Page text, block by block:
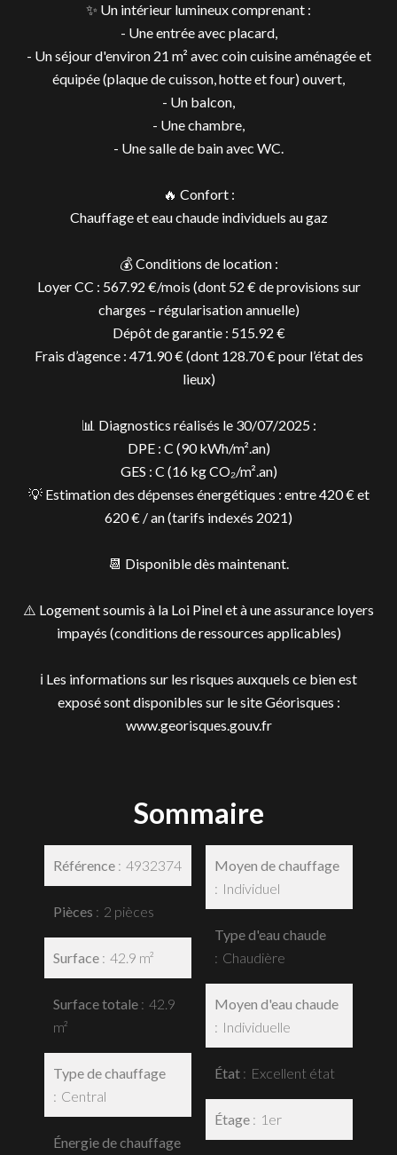
✨ Un intérieur lumineux comprenant :
- Une entrée avec placard,
- Un séjour d'environ 21 m² avec coin cuisine aménagée et
équipée (plaque de cuisson, hotte et four) ouvert,
- Un balcon,
- Une chambre,
- Une salle de bain avec WC.
🔥 Confort :
Chauffage et eau chaude individuels au gaz
💰 Conditions de location :
Loyer CC : 567.92 €/mois (dont 52 € de provisions sur
charges – régularisation annuelle)
Dépôt de garantie : 515.92 €
Frais d’agence : 471.90 € (dont 128.70 € pour l’état des
lieux)
📊 Diagnostics réalisés le 30/07/2025 :
DPE : C (90 kWh/m².an)
GES : C (16 kg CO₂/m².an)
💡 Estimation des dépenses énergétiques : entre 420 € et
620 € / an (tarifs indexés 2021)
📆 Disponible dès maintenant.
⚠️ Logement soumis à la Loi Pinel et à une assurance loyers
impayés (conditions de ressources applicables)
ℹ️ Les informations sur les risques auxquels ce bien est
exposé sont disponibles sur le site Géorisques :
www.georisques.gouv.fr
Sommaire
Référence 4932374
Pièces 2 pièces
Surface 42.9 m²
Surface totale
42.9
m²
Type de chauffage
Central
Énergie de chauffage
Moyen de chauffage
Individuel
Type d'eau chaude
Chaudière
Moyen d'eau chaude
Individuelle
État Excellent état
Étage 1er